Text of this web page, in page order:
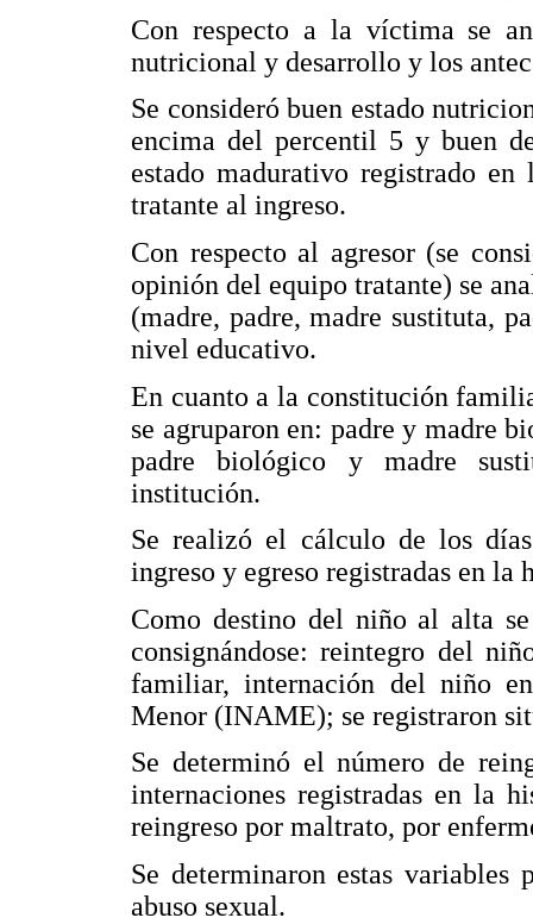
Con respecto a la víctima se
nutricional y desarrollo y los
Se consideró buen estado
encima del percentil 5 y buen
estado madurativo registrado
tratante al ingreso.
Con respecto al agresor (se
opinión del equipo tratante) se
(madre, padre, madre sustituta,
nivel educativo.
En cuanto a la constitución
se agruparon en: padre y madre
padre biológico y madre
institución.
Se realizó el cálculo de los
ingreso y egreso registradas en la
Como destino del niño al alta
consignándose: reintegro del
familiar, internación del niño
Menor (INAME); se registraron
Se determinó el número de
internaciones registradas en la
reingreso por maltrato, por
Se determinaron estas
abuso sexual.